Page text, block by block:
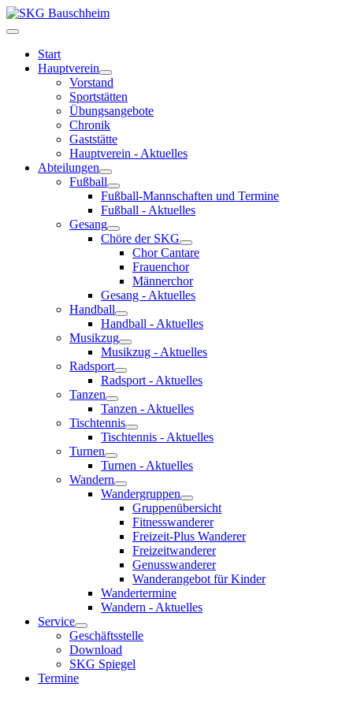
Start
Hauptverein
Vorstand
Sportstätten
Übungsangebote
Chronik
Gaststätte
Hauptverein - Aktuelles
Abteilungen
Fußball
Fußball-Mannschaften und Termine
Fußball - Aktuelles
Gesang
Chöre der SKG
Chor Cantare
Frauenchor
Männerchor
Gesang - Aktuelles
Handball
Handball - Aktuelles
Musikzug
Musikzug - Aktuelles
Radsport
Radsport - Aktuelles
Tanzen
Tanzen - Aktuelles
Tischtennis
Tischtennis - Aktuelles
Turnen
Turnen - Aktuelles
Wandern
Wandergruppen
Gruppenübersicht
Fitnesswanderer
Freizeit-Plus Wanderer
Freizeitwanderer
Genusswanderer
Wanderangebot für Kinder
Wandertermine
Wandern - Aktuelles
Service
Geschäftsstelle
Download
SKG Spiegel
Termine